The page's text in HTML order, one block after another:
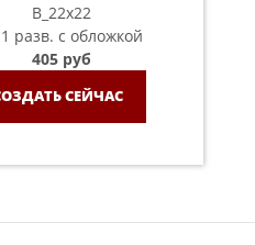
B_22х22
разв. с обложкой
405 руб
СЕЙЧАС